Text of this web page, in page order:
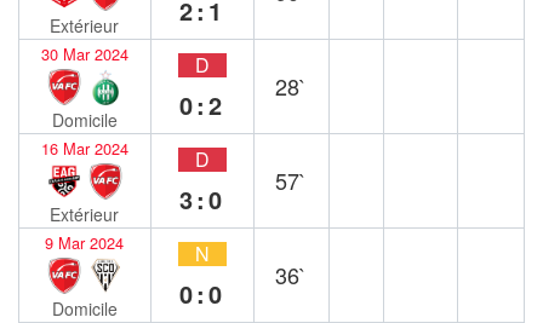
Extérieur 2:1
30 Mar 2024
Domicile
D
0:2
28`
16 Mar 2024
Extérieur
D
3:0
57`
9 Mar 2024
Domicile
N
0:0
36`